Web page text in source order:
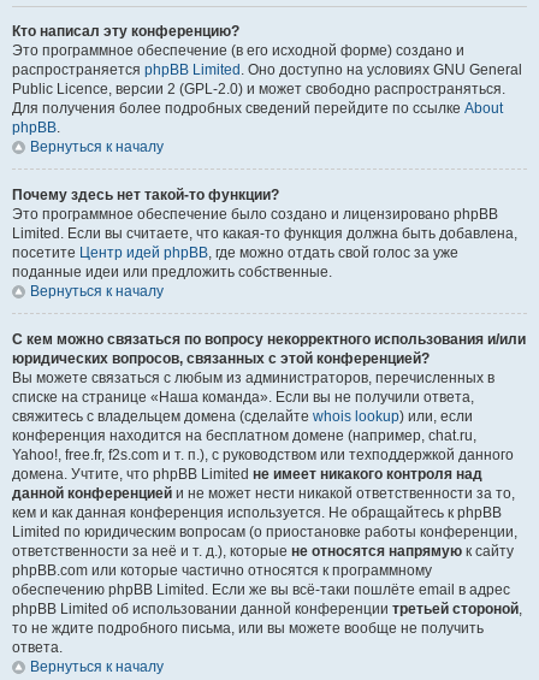
Кто написал эту конференцию?
Это программное обеспечение (в его исходной форме) создано и
распространяется phpBB Limited . Оно доступно на условиях GNU General
Public Licence, версии 2 (GPL-2.0) и может свободно распространяться.
Для получения более подробных сведений перейдите по ссылке About
phpBB.
Вернуться к началу
Почему здесь нет такой-то функции?
Это программное обеспечение было создано и лицензировано phpBB
Limited. Если вы считаете, что какая-то функция должна быть добавлена,
посетите Центр идей phpBB, где можно отдать свой голос за уже
поданные идеи или предложить собственные.
Вернуться к началу
С кем можно связаться по вопросу некорректного использования и/или
юридических вопросов, связанных с этой конференцией?
Вы можете связаться с любым из администраторов, перечисленных в
списке на странице «Наша команда». Если вы не получили ответа,
свяжитесь с владельцем домена (сделайте whois lookup) или, если
конференция находится на бесплатном домене (например, chat.ru,
Yahoo!, free.fr, f2s.com и т. п.), с руководством или техподдержкой данного
домена. Учтите, что phpBB Limited не имеет никакого контроля над
данной конференцией и не может нести никакой ответственности за то,
кем и как данная конференция используется. Не обращайтесь к phpBB
Limited по юридическим вопросам (о приостановке работы конференции,
ответственности за неё и т. д.), которые не относятся напрямую к сайту
phpBB.com или которые частично относятся к программному
обеспечению phpBB Limited. Если же вы всё-таки пошлёте email в адрес
phpBB Limited об использовании данной конференции третьей стороной,
то не ждите подробного письма, или вы можете вообще не получить
ответа.
Вернуться к началу